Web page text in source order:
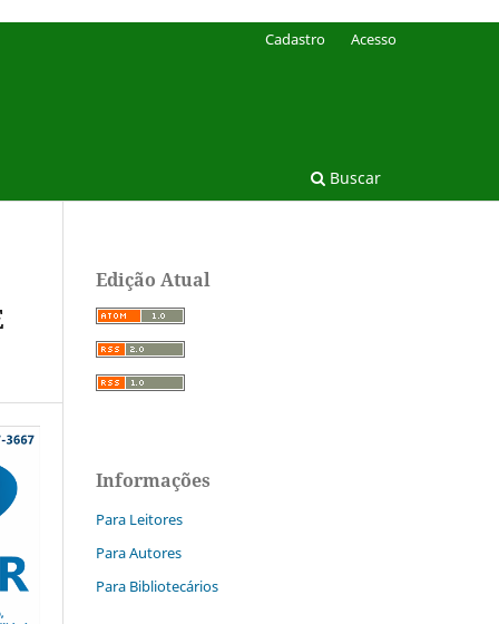
Buscar
Cadastro Acesso
Edição Atual
Informações
Para Leitores
Para Autores
Para Bibliotecários